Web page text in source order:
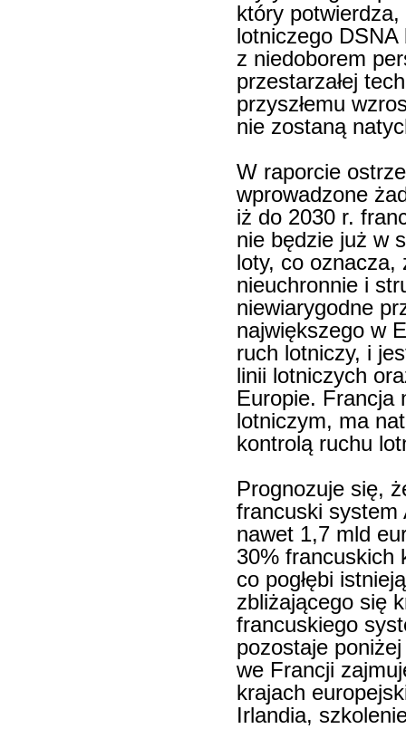
który
lotniczego DSNA
z niedoborem
przestarzałej
przyszłemu
nie zostaną
W raporcie
wprowadzone
iż do 2030 r.
nie będzie już w
loty, co oznacza,
nieuchronnie i
niewiarygodne
największego w
ruch lotniczy, i
linii lotniczych
Europie. Francja
lotniczym, ma
kontrolą ruchu
Prognozuje się,
francuski system
nawet 1,7 mld
30% francuskich
co pogłębi
zbliżającego się
francuskiego
pozostaje
we Francji
krajach
Irlandia,